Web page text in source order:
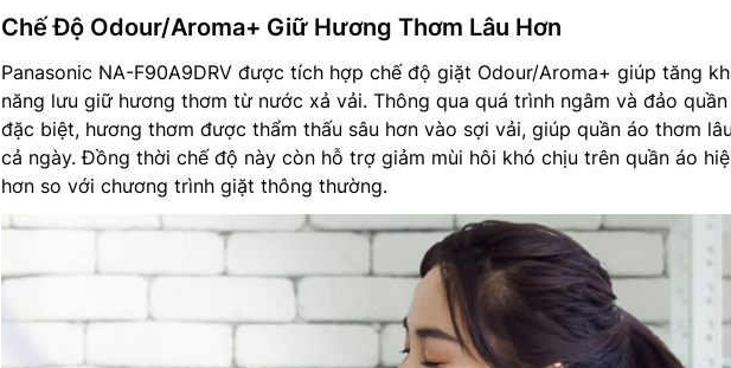
Chế Độ Odour/Aroma+ Giữ Hương Thơm Lâu Hơn
Panasonic NA-F90A9DRV được tích hợp chế độ giặt Odour/Aroma+ giúp tăng
năng lưu giữ hương thơm từ nước xả vải. Thông qua quá trình ngâm và đảo
đặc biệt, hương thơm được thẩm thấu sâu hơn vào sợi vải, giúp quần áo thơm
cả ngày. Đồng thời chế độ này còn hỗ trợ giảm mùi hôi khó chịu trên quần áo
hơn so với chương trình giặt thông thường.